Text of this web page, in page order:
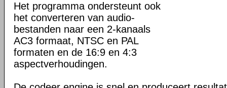
Het programma ondersteunt ook
het converteren van audio-
bestanden naar een 2-kanaals
AC3 formaat, NTSC en PAL
formaten en de 16:9 en 4:3
aspectverhoudingen.